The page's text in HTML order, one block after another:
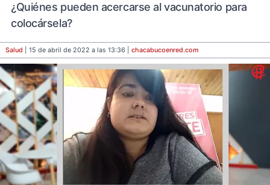
¿Quiénes pueden acercarse al vacunatorio para
colocársela?
Salud | 15 de abril de 2022 a las 13:36 | chacabucoenred.com